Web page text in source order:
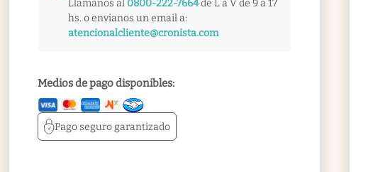
Llamanos al 0800-222-7664de L a V de 9 a 17
hs. o envianos un email a:
atencionalcliente@cronista.com
Medios de pago disponibles:
Pago segurogarantizado